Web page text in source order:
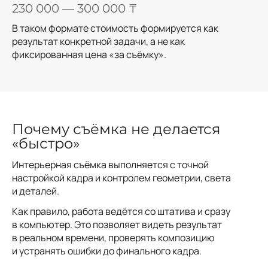
230 000 — 300 000 ₸
В таком формате стоимость формируется как
результат конкретной задачи, а не как
фиксированная цена «за съёмку».
Почему съёмка не делается
«быстро»
Интерьерная съёмка выполняется с точной
настройкой кадра и контролем геометрии, света
и деталей.
Как правило, работа ведётся со штатива и сразу
в компьютер. Это позволяет видеть результат
в реальном времени, проверять композицию
и устранять ошибки до финального кадра.